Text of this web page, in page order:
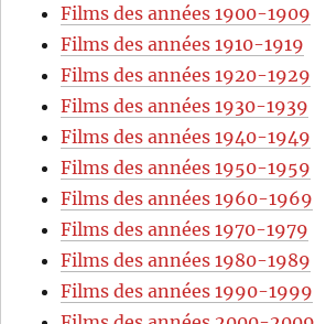
Films des années 1900-1909
Films des années 1910-1919
Films des années 1920-1929
Films des années 1930-1939
Films des années 1940-1949
Films des années 1950-1959
Films des années 1960-1969
Films des années 1970-1979
Films des années 1980-1989
Films des années 1990-1999